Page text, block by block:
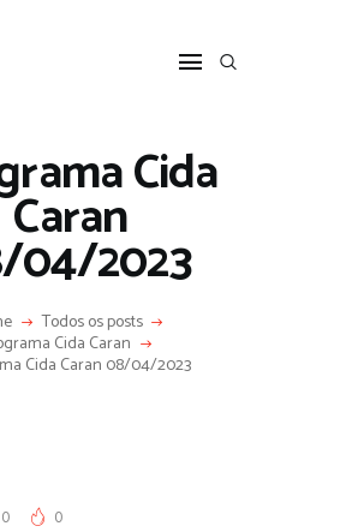
Cida
Caran
04/2023
Todos os posts
Cida Caran
Cida Caran 08/04/2023
CARAN
0 0